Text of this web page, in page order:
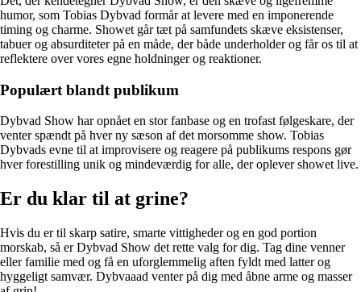
humor, som Tobias Dybvad formår at levere med en imponerende
timing og charme. Showet går tæt på samfundets skæve eksistenser,
tabuer og absurditeter på en måde, der både underholder og får os til at
reflektere over vores egne holdninger og reaktioner.
Populært blandt publikum
Dybvad Show har opnået en stor fanbase og en trofast følgeskare, der
venter spændt på hver ny sæson af det morsomme show. Tobias
Dybvads evne til at improvisere og reagere på publikums respons gør
hver forestilling unik og mindeværdig for alle, der oplever showet live.
Er du klar til at grine?
Hvis du er til skarp satire, smarte vittigheder og en god portion
morskab, så er Dybvad Show det rette valg for dig. Tag dine venner
eller familie med og få en uforglemmelig aften fyldt med latter og
hyggeligt samvær. Dybvaaad venter på dig med åbne arme og masser